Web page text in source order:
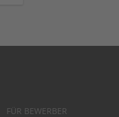
FÜR BEWERBER